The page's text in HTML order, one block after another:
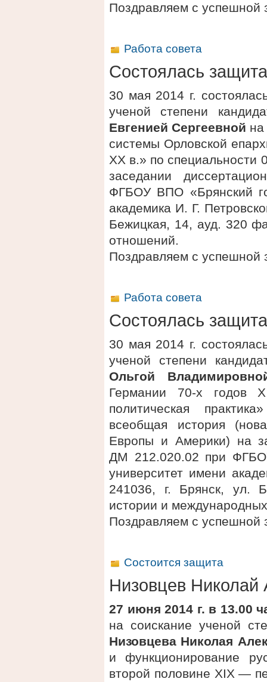
Поздравляем с успешной
Работа совета
Состоялась защита
30 мая 2014 г.
ученой степени
Евгенией Сергеевной на
системы Орловской
XX в.» по специальности
заседании
ФГБОУ ВПО «Брянский
академика И. Г.
Бежицкая, 14, ауд. 320
отношений.
Поздравляем с успешной
Работа совета
Состоялась защита
30 мая 2014 г.
ученой степени
Ольгой
Германии 70-х годов
политическая
всеобщая история
Европы и Америки) на
ДМ 212.020.02 при
университет имени
241036, г. Брянск, ул.
истории и
Поздравляем с успешной
Состоится защита
Низовцев Николай
27 июня 2014 г. в 13.00
на соискание ученой
Низовцева Николая
и функционирование
второй половине XIX —